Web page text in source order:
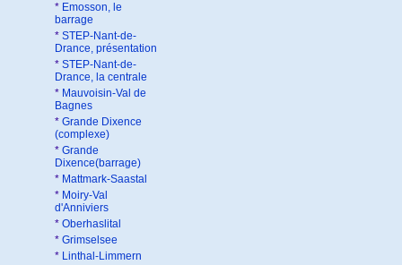
* Emosson, le
barrage
* STEP-Nant-de-
Drance, présentation
* STEP-Nant-de-
Drance, la centrale
* Mauvoisin-Val de
Bagnes
* Grande Dixence
(complexe)
* Grande
Dixence(barrage)
* Mattmark-Saastal
* Moiry-Val
d'Anniviers
* Oberhaslital
* Grimselsee
* Linthal-Limmern